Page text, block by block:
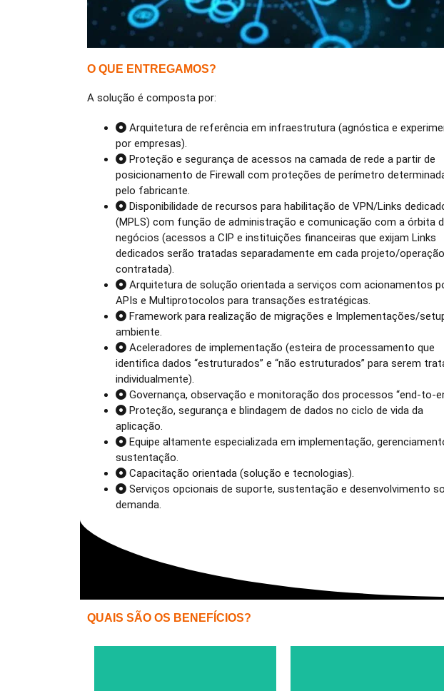
O QUE ENTREGAMOS?
A solução é composta por:
Arquitetura de referência em infraestrutura (agnóstica e
por empresas).
Proteção e segurança de acessos na camada de rede a partir de
posicionamento de Firewall com proteções de perímetro
pelo fabricante.
Disponibilidade de recursos para habilitação de VPN/Links
(MPLS) com função de administração e comunicação com a órbita
negócios (acessos a CIP e instituições financeiras que exijam Links
dedicados serão tratadas separadamente em cada projeto/operação
contratada).
Arquitetura de solução orientada a serviços com acionamentos
APIs e Multiprotocolos para transações estratégicas.
Framework para realização de migrações e Implementações/
ambiente.
Aceleradores de implementação (esteira de processamento que
identifica dados “estruturados” e “não estruturados” para serem
individualmente).
Governança, observação e monitoração dos processos “end-to-
Proteção, segurança e blindagem de dados no ciclo de vida da
aplicação.
Equipe altamente especializada em implementação,
sustentação.
Capacitação orientada (solução e tecnologias).
Serviços opcionais de suporte, sustentação e desenvolvimento
demanda.
QUAIS SÃO OS BENEFÍCIOS?